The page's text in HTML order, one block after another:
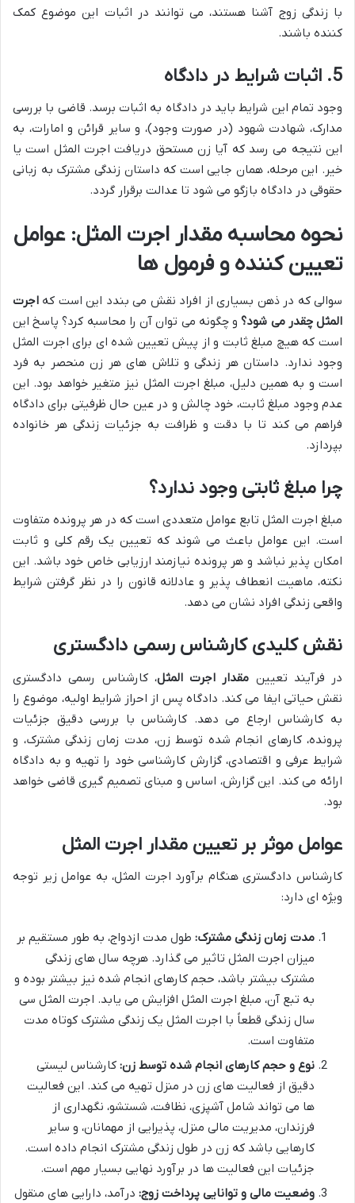
با زندگی زوج آشنا هستند، می توانند در اثبات این موضوع کمک
کننده باشند.
5. اثبات شرایط در دادگاه
وجود تمام این شرایط باید در دادگاه به اثبات برسد. قاضی با بررسی
مدارک، شهادت شهود (در صورت وجود)، و سایر قرائن و امارات، به
این نتیجه می رسد که آیا زن مستحق دریافت اجرت المثل است یا
خیر. این مرحله، همان جایی است که داستان زندگی مشترک به زبانی
حقوقی در دادگاه بازگو می شود تا عدالت برقرار گردد.
نحوه محاسبه مقدار اجرت المثل: عوامل
تعیین کننده و فرمول ها
سوالی که در ذهن بسیاری از افراد نقش می بندد این است که اجرت
المثل چقدر می شود؟و چگونه می توان آن را محاسبه کرد؟ پاسخ این
است که هیچ مبلغ ثابت و از پیش تعیین شده ای برای اجرت المثل
وجود ندارد. داستان هر زندگی و تلاش های هر زن منحصر به فرد
است و به همین دلیل، مبلغ اجرت المثل نیز متغیر خواهد بود. این
عدم وجود مبلغ ثابت، خود چالش و در عین حال ظرفیتی برای دادگاه
فراهم می کند تا با دقت و ظرافت به جزئیات زندگی هر خانواده
بپردازد.
چرا مبلغ ثابتی وجود ندارد؟
مبلغ اجرت المثل تابع عوامل متعددی است که در هر پرونده متفاوت
است. این عوامل باعث می شوند که تعیین یک رقم کلی و ثابت
امکان پذیر نباشد و هر پرونده نیازمند ارزیابی خاص خود باشد. این
نکته، ماهیت انعطاف پذیر و عادلانه قانون را در نظر گرفتن شرایط
واقعی زندگی افراد نشان می دهد.
نقش کلیدی کارشناس رسمی دادگستری
در فرآیند تعیین مقدار اجرت المثل، کارشناس رسمی دادگستری
نقش حیاتی ایفا می کند. دادگاه پس از احراز شرایط اولیه، موضوع را
به کارشناس ارجاع می دهد. کارشناس با بررسی دقیق جزئیات
پرونده، کارهای انجام شده توسط زن، مدت زمان زندگی مشترک، و
شرایط عرفی و اقتصادی، گزارش کارشناسی خود را تهیه و به دادگاه
ارائه می کند. این گزارش، اساس و مبنای تصمیم گیری قاضی خواهد
بود.
عوامل موثر بر تعیین مقدار اجرت المثل
کارشناس دادگستری هنگام برآورد اجرت المثل، به عوامل زیر توجه
ویژه ای دارد:
مدت زمان زندگی مشترک: طول مدت ازدواج، به طور مستقیم بر
میزان اجرت المثل تاثیر می گذارد. هرچه سال های زندگی
مشترک بیشتر باشد، حجم کارهای انجام شده نیز بیشتر بوده و
به تبع آن، مبلغ اجرت المثل افزایش می یابد. اجرت المثل سی
سال زندگی قطعاً با اجرت المثل یک زندگی مشترک کوتاه مدت
متفاوت است.
نوع و حجم کارهای انجام شده توسط زن: کارشناس لیستی
دقیق از فعالیت های زن در منزل تهیه می کند. این فعالیت
ها می تواند شامل آشپزی، نظافت، شستشو، نگهداری از
فرزندان، مدیریت مالی منزل، پذیرایی از مهمانان، و سایر
کارهایی باشد که زن در طول زندگی مشترک انجام داده است.
جزئیات این فعالیت ها در برآورد نهایی بسیار مهم است.
وضعیت مالی و توانایی پرداخت زوج: درآمد، دارایی های منقول